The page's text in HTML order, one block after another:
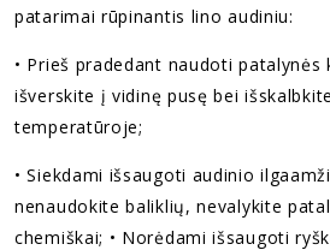
patarimai rūpinantis lino audiniu:
• Prieš pradedant naudoti
išverskite į vidinę pusę bei
temperatūroje;
• Siekdami išsaugoti audinio
nenaudokite baliklių, nevalykite
chemiškai; • Norėdami išsaugoti